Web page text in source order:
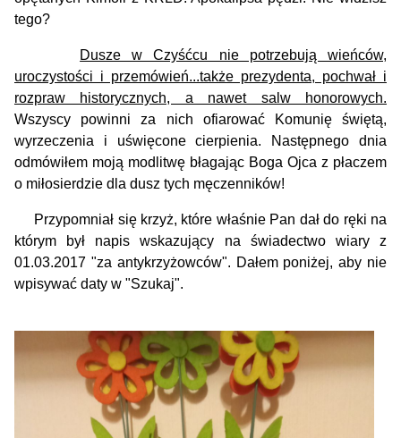
tego?
Dusze w Czyśćcu nie potrzebują wieńców,
uroczystości i przemówień...także prezydenta, pochwał i
rozpraw historycznych, a nawet salw honorowych.
Wszyscy powinni za nich ofiarować Komunię świętą,
wyrzeczenia i uświęcone cierpienia.
Następnego dnia
odmówiłem moją modlitwę błagając Boga Ojca z płaczem
o miłosierdzie dla dusz tych męczenników!
Przypomniał się krzyż, które właśnie Pan dał do ręki na
którym był napis wskazujący na świadectwo wiary z
01.03.2017 "za antykrzyżowców". Dałem poniżej, aby nie
wpisywać daty w "Szukaj".